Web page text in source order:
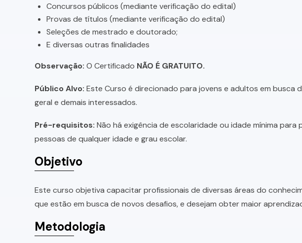
Concursos públicos (mediante verificação do edital)
Provas de títulos (mediante verificação do edital)
Seleções de mestrado e doutorado;
E diversas outras finalidades
Observação: O Certificado NÃO É GRATUITO.
Público Alvo: Este Curso é direcionado para jovens e adultos em busca
geral e demais interessados.
Pré-requisitos: Não há exigência de escolaridade ou idade mínima
pessoas de qualquer idade e grau escolar.
Objetivo
Este curso objetiva capacitar profissionais de diversas áreas do
que estão em busca de novos desafios, e desejam obter maior
Metodologia